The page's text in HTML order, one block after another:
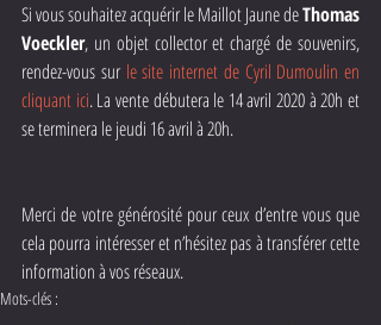
Si vous souhaitez acquérir le Maillot Jaune de Thomas
Voeckler, un objet collector et chargé de souvenirs,
rendez-vous sur le site internet de Cyril Dumoulin en
cliquant ici. La vente débutera le 14 avril 2020 à 20h et
se terminera le jeudi 16 avril à 20h.
Merci de votre générosité pour ceux d’entre vous que
cela pourra intéresser et n’hésitez pas à transférer cette
information à vos réseaux.
Mots-clés :